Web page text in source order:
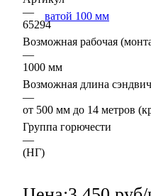
—
65294
Возможная рабочая
—
1000 мм
Возможная длина
—
от 500 мм до 14 метров
Группа горючести
—
(НГ)